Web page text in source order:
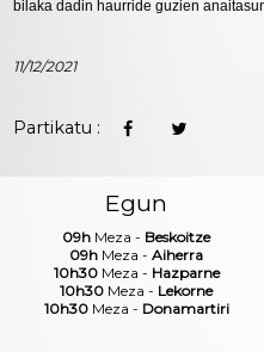
bilaka dadin haurride guzien
11/12/2021
Partikatu :
Egun
09h Meza - Beskoitze
09h Meza -Aiherra
10h30Meza - Hazparne
10h30 Meza - Lekorne
10h30Meza - Donamartiri